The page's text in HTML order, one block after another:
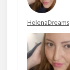
HelenaDreams